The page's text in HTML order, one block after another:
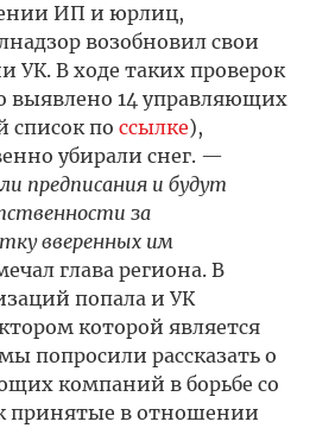
ИП и юрлиц,
возобновил свои
УК. В ходе таких проверок
выявлено 14 управляющих
по ссылке),
убирали снег. —
предписания и будут
за
вверенных им
глава региона. В
попала и УК
которой является
попросили рассказать о
компаний в борьбе со
принятые в отношении